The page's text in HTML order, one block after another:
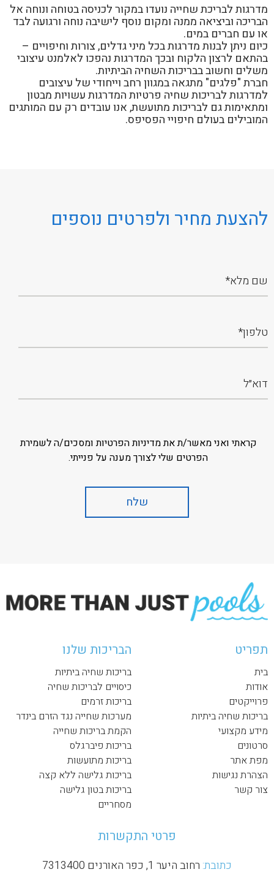
מדרגות לבריכת שחייה נועדו במקור לכניסה בטוחה ונוחה אל
הבריכה וביציאה ממנה ומקום נוסף לישיבה נוחה ורגועה לבד
או עם חברים במים.
כיום ניתן לבנות מדרגות בכל מיני גדלים, צורות וחיפויים –
בהתאם לרצון הלקוח ובכך המדרגות נהפכו לאלמנט עיצובי
משלים וחשוב בבריכות השחיה הביתיות.
חברת "פלגים" מתגאה במגוון רחב וייחודי של עיצובים
למדרגות לבריכות שחיה פרטיות המדרגות עשויות מבטון
ומתאימות גם לבריכות מתועשת, אנו עובדים רק עם המותגים
המובילים בעולם חיפויי הפסיפס.
להצעת מחיר ולפרטים נוספים
קראתי ואני מאשר/ת את מדיניות הפרטיות ומסכים/ה לשמירת
הפרטים שלי לצורך מענה על פנייתי.
תפריט
בית
אודות
פרוייקטים
בריכות שחיה ביתיות
מידע מקצועי
סרטונים
מפת אתר
הצהרת נגישות
צור קשר
הבריכות שלנו
בריכות שחיה ביתיות
כיסויים לבריכות שחיה
בריכות זרמים
מערכות שחייה נגד הזרם בינדר
הקמת בריכות שחייה
בריכות פיברגלס
בריכות מתועשות
בריכות גלישה ללא קצה
בריכות בטון גלישה
מסחריים
פרטי התקשרות
כתובת: רחוב היער 1, כפר האורנים 7313400